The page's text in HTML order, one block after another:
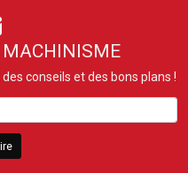
conseils et des bons plans !